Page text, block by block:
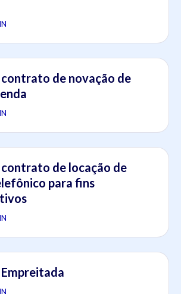
de novação de
de locação de
para fins